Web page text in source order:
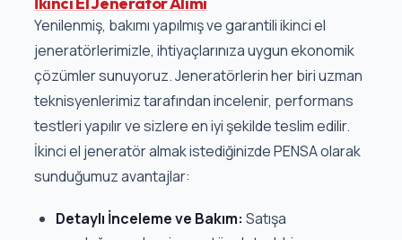
Yenilenmiş, bakımı yapılmış ve garantili ikinci el
jeneratörlerimizle, ihtiyaçlarınıza uygun ekonomik
çözümler sunuyoruz. Jeneratörlerin her biri uzman
teknisyenlerimiz tarafından incelenir, performans
testleri yapılır ve sizlere en iyi şekilde teslim edilir.
İkinci el jeneratör almak istediğinizde PENSA olarak
sunduğumuz avantajlar:
Detaylı İnceleme ve Bakım: Satışa